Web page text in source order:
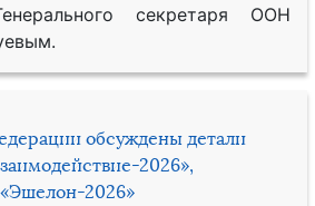
секретаря ООН
обсуждены детали
2026»,
2026»